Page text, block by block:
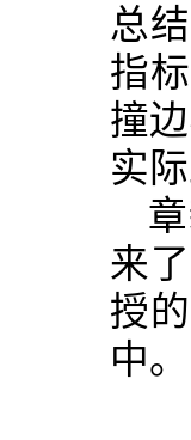
总
指
撞
实
来
授
中。